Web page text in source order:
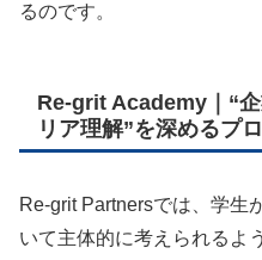
るのです。
Re-grit Academy｜“
リア理解”を深めるプ
Re-grit Partnersでは、学生
いて主体的に考えられるよ